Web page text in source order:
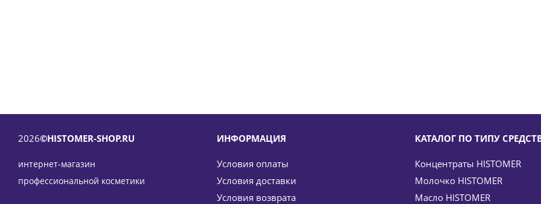
2026©HISTOMER-SHOP.RU
интернет-магазин
профессиональной косметики
ИНФОРМАЦИЯ
Условия оплаты
Условия доставки
Условия возврата
КАТАЛОГ ПО ТИПУ
Концентраты HISTOMER
Молочко HISTOMER
Масло HISTOMER